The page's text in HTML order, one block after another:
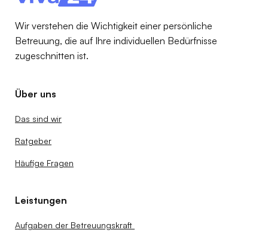
Wir verstehen die Wichtigkeit einer persönliche
Betreuung, die auf Ihre individuellen Bedürfnisse
zugeschnitten ist.
Über uns
Das sind wir
Ratgeber
Häufige Fragen
Leistungen
Aufgaben der Betreuungskraft